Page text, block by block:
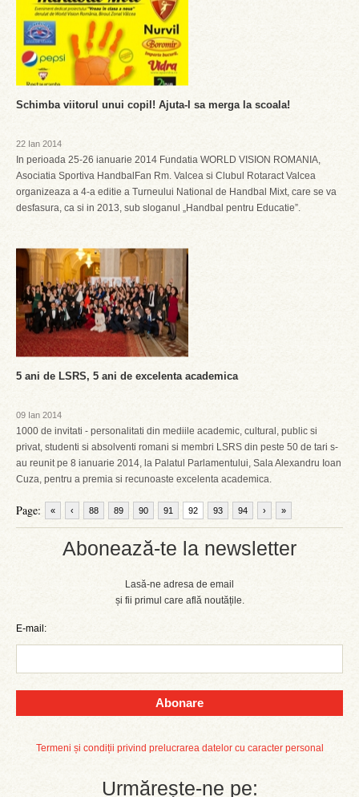
Abonează-te la newsletter
Lasă-ne adresa de email
și fii primul care află noutățile.
E-mail:
Abonare
Termeni și condiții privind prelucrarea datelor cu caracter personal
Urmărește-ne pe:
Schimba viitorul unui copil! Ajuta-l sa merga la scoala!
22 Ian 2014
In perioada 25-26 ianuarie 2014 Fundatia WORLD VISION ROMANIA,
Asociatia Sportiva HandbalFan Rm. Valcea si Clubul Rotaract Valcea
organizeaza a 4-a editie a Turneului National de Handbal Mixt, care se va
desfasura, ca si in 2013, sub sloganul „Handbal pentru Educatie”.
5 ani de LSRS, 5 ani de excelenta academica
09 Ian 2014
1000 de invitati - personalitati din mediile academic, cultural, public si
privat, studenti si absolventi romani si membri LSRS din peste 50 de tari s-
au reunit pe 8 ianuarie 2014, la Palatul Parlamentului, Sala Alexandru Ioan
Cuza, pentru a premia si recunoaste excelenta academica.
Page: « ‹ 88 89 90 91 92 93 94 › »